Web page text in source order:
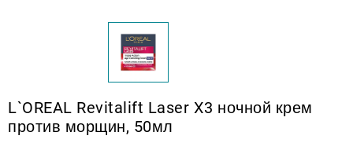
L`OREAL Revitalift Laser X3 ночной крем
против морщин, 50мл